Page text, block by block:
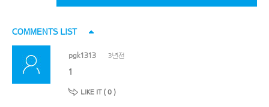
COMMENTS LIST
pgk1313 3년전
1
LIKE IT ( 0 )